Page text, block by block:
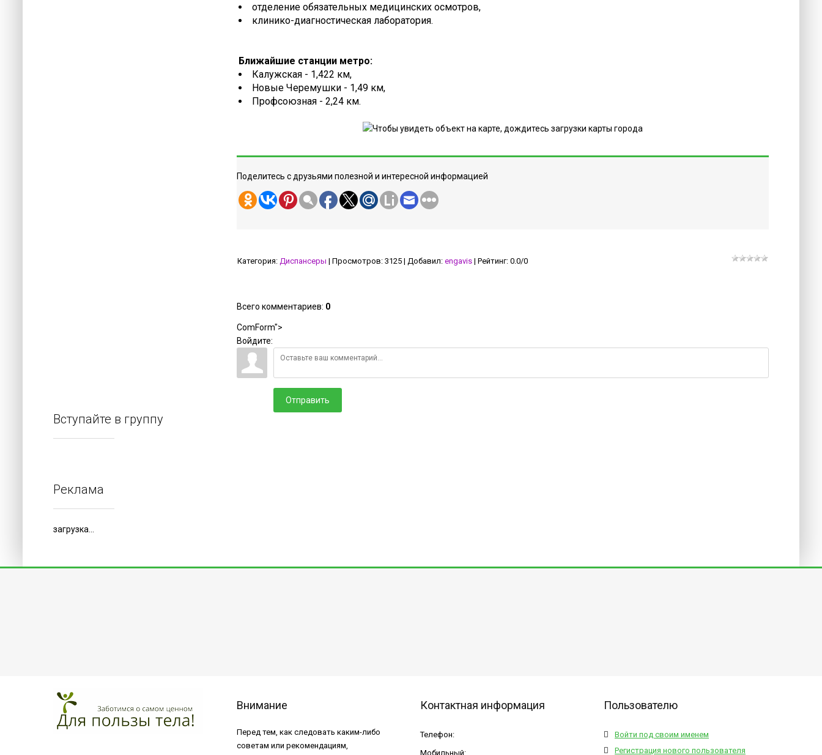
отделение обязательных медицинских осмотров,
клинико-диагностическая лаборатория.
Ближайшие станции метро:
Калужская - 1,422 км,
Новые Черемушки - 1,49 км,
Профсоюзная - 2,24 км.
Поделитесь с друзьями полезной и интересной информацией
Категория: Диспансеры | Просмотров: 3125 | Добавил: engavis | Рейтинг: 0.0/0
Всего комментариев: 0
ComForm">
Войдите:
Отправить
Вступайте в группу
Реклама
загрузка...
Внимание
Перед тем, как следовать каким-либо
советам или рекомендациям,
Контактная информация
Телефон:
Мобильный:
Пользователю
Войти под своим именем
Регистрация нового пользователя